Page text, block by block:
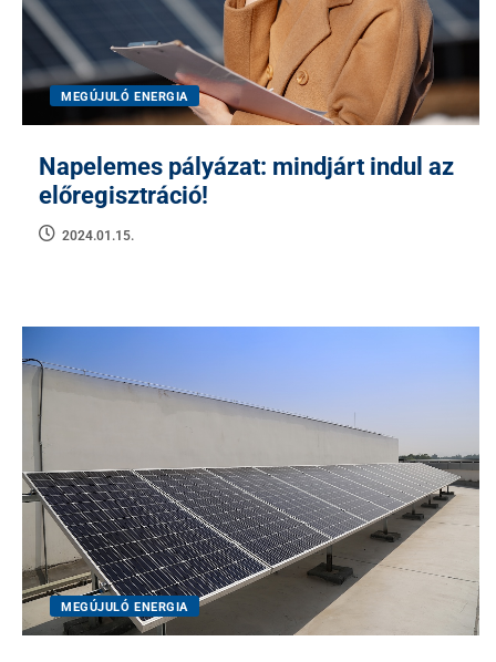
MEGÚJULÓ ENERGIA
Napelemes pályázat: mindjárt indul az
előregisztráció!
2024.01.15.
MEGÚJULÓ ENERGIA